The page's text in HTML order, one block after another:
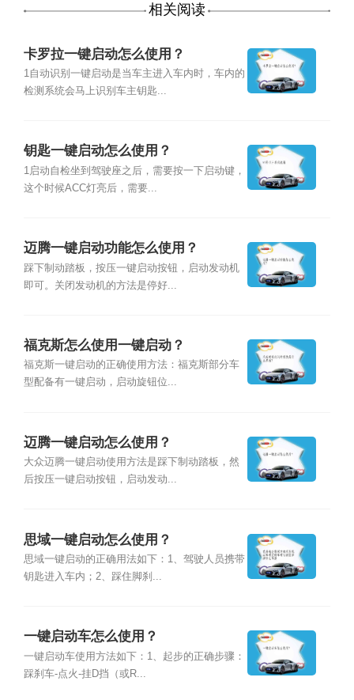
相关阅读
卡罗拉一键启动怎么使用？
1自动识别一键启动是当车主进入车内时，车内的
检测系统会马上识别车主钥匙...
钥匙一键启动怎么使用？
1启动自检坐到驾驶座之后，需要按一下启动键，
这个时候ACC灯亮后，需要...
迈腾一键启动功能怎么使用？
踩下制动踏板，按压一键启动按钮，启动发动机
即可。关闭发动机的方法是停好...
福克斯怎么使用一键启动？
福克斯一键启动的正确使用方法：福克斯部分车
型配备有一键启动，启动旋钮位...
迈腾一键启动怎么使用？
大众迈腾一键启动使用方法是踩下制动踏板，然
后按压一键启动按钮，启动发动...
思域一键启动怎么使用？
思域一键启动的正确用法如下：1、驾驶人员携带
钥匙进入车内；2、踩住脚刹...
一键启动车怎么使用？
一键启动车使用方法如下：1、起步的正确步骤：
踩刹车-点火-挂D挡（或R...